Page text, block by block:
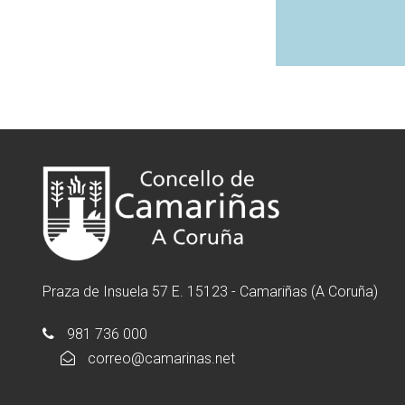
Praza de Insuela 57 E. 15123 - Camariñas (A Coruña)
981 736 000
correo@camarinas.net